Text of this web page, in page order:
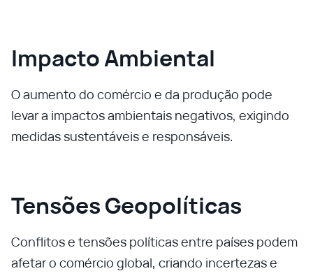
Impacto Ambiental
O aumento do comércio e da produção pode
levar a impactos ambientais negativos, exigindo
medidas sustentáveis e responsáveis.
Tensões Geopolíticas
Conflitos e tensões políticas entre países podem
afetar o comércio global, criando incertezas e